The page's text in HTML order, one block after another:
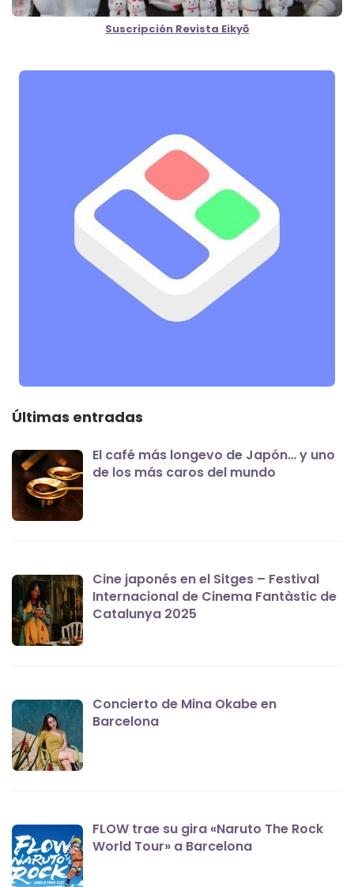
Suscripción Revista Eikyō
Últimas entradas
El café más longevo de Japón… y uno
de los más caros del mundo
Cine japonés en el Sitges – Festival
Internacional de Cinema Fantàstic de
Catalunya 2025
Concierto de Mina Okabe en
Barcelona
FLOW trae su gira «Naruto The Rock
World Tour» a Barcelona